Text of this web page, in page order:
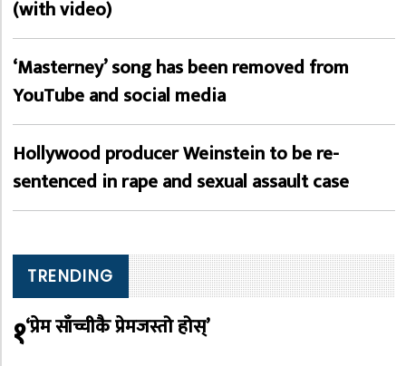
(with video)
‘Masterney’ song has been removed from
YouTube and social media
Hollywood producer Weinstein to be re-
sentenced in rape and sexual assault case
TRENDING
१‘प्रेम साँच्चीकै प्रेमजस्तो होस्’